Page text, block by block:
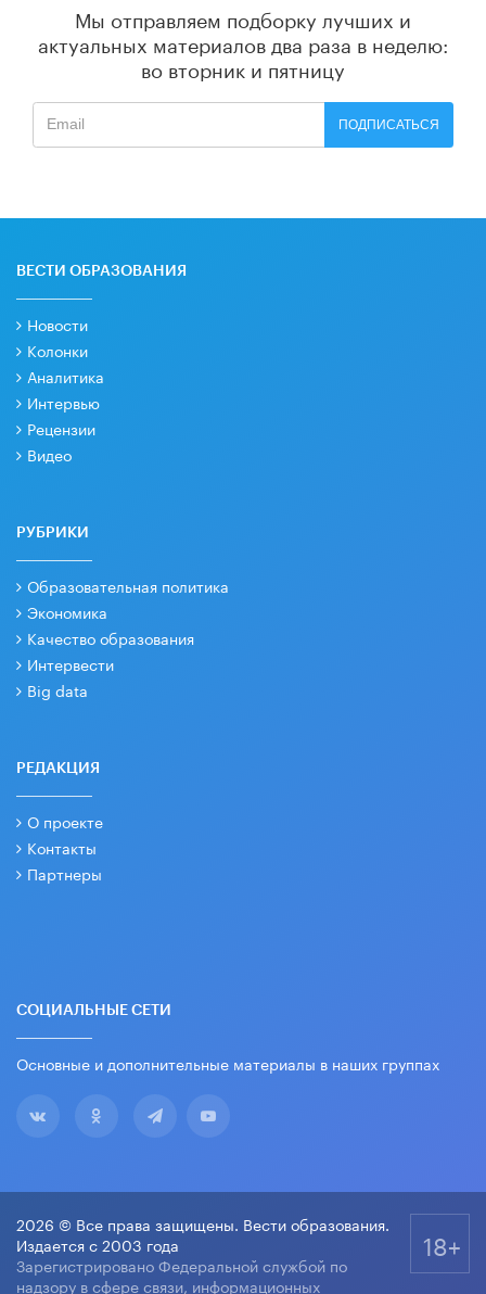
Мы отправляем подборку лучших и
актуальных материалов два раза в неделю:
во вторник и пятницу
ПОДПИСАТЬСЯ
ВЕСТИ ОБРАЗОВАНИЯ
Новости
Колонки
Аналитика
Интервью
Рецензии
Видео
РУБРИКИ
Образовательная политика
Экономика
Качество образования
Интервести
Big data
РЕДАКЦИЯ
О проекте
Контакты
Партнеры
СОЦИАЛЬНЫЕ СЕТИ
Основные и дополнительные материалы в наших группах
2026 © Все права защищены. Вести образования.
Издается с 2003 года
Зарегистрировано Федеральной службой по
надзору в сфере связи, информационных
18+